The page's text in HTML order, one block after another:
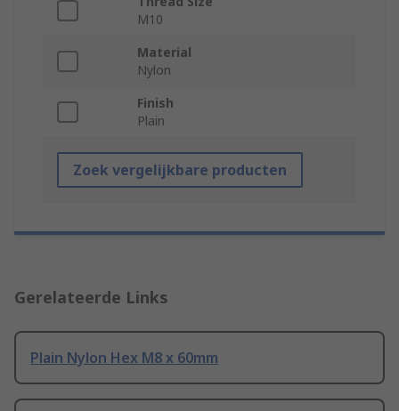
M10
Material
Nylon
Finish
Plain
Zoek vergelijkbare producten
Gerelateerde Links
Plain Nylon Hex M8 x 60mm